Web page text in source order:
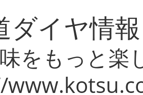
ダイヤ情
をもっと楽